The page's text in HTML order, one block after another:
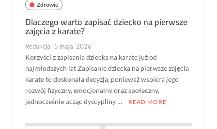
Zdrowie
Dlaczego warto zapisać dziecko na pierwsze
zajęcia z karate?
Redakcja 5 maja, 2026
Korzyści z zapisania dziecka na karate już od
najmłodszych lat Zapisanie dziecka na pierwsze zajęcia
karate to doskonała decyzja, ponieważ wspiera jego
rozwój fizyczny, emocjonalny oraz społeczny,
jednocześnie ucząc dyscypliny …
READ MORE